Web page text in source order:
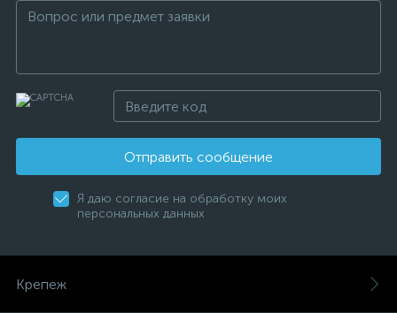
Отправить сообщение
Я даю согласие на обработку моих
персональных данных
Крепеж